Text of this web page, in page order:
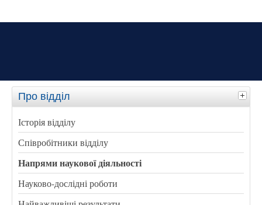
Про відділ
Історія відділу
Співробітники відділу
Напрями наукової діяльності
Науково-дослідні роботи